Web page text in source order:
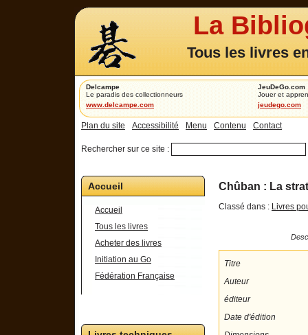
La
Tous les livres
Delcampe
Le paradis des collectionneurs
www.delcampe.com
JeuDeGo.com
Jouer et
jeudego.com
Plan du site Accessibilité Menu Contenu Contact
Rechercher sur ce site :
Accueil
Accueil
Tous les livres
Acheter des livres
Initiation au Go
Fédération Française
Chûban : La
Classé dans : Livres
Titre
Auteur
éditeur
Date d'édition